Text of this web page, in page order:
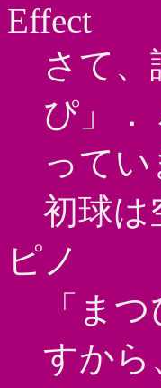
Effect
さて
ぴ」．
ってい
初球は
ピノ
「ま
すから